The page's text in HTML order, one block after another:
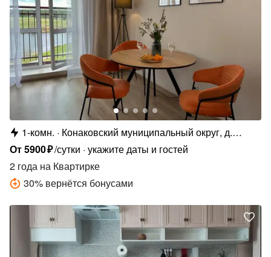
1-комн.
Конаковский муниципальный округ, д.
Мокшино
От5900₽/сутки укажите даты и гостей
2 года на Квартирке
30% вернётся бонусами